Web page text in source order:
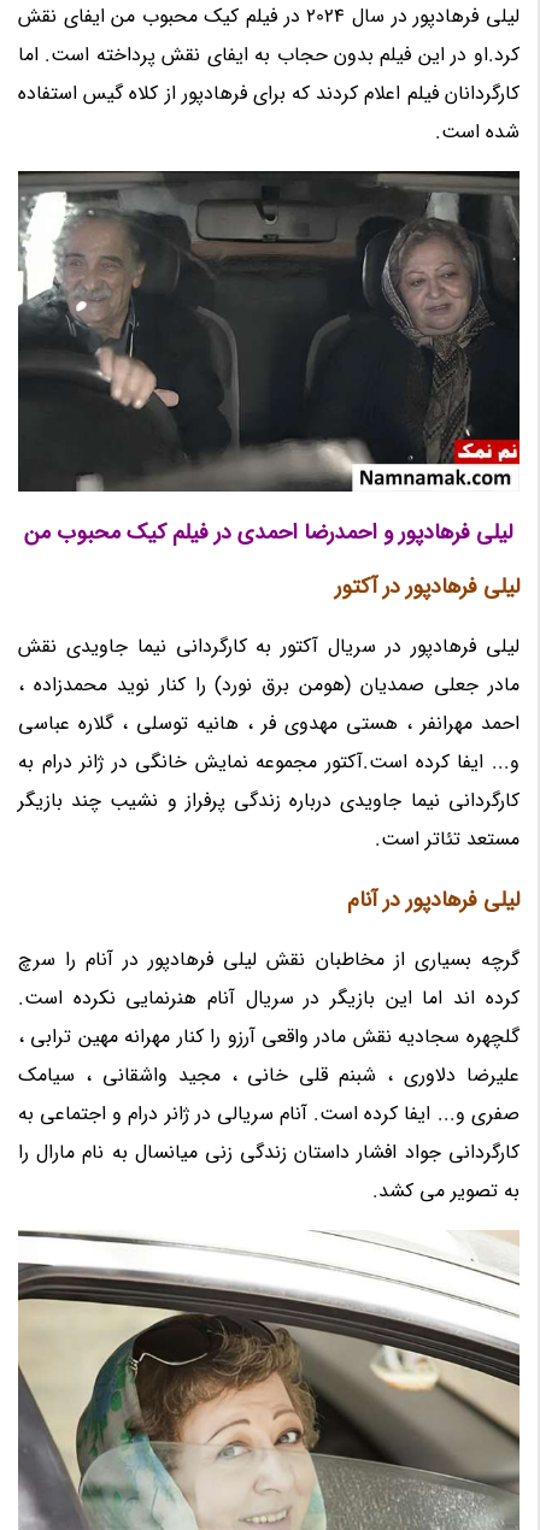
لیلی فرهادپور در سال 2024 در فیلم کیک محبوب من ایفای نقش
کرد.او در این فیلم بدون حجاب به ایفای نقش پرداخته است. اما
کارگردانان فیلم اعلام کردند که برای فرهادپور از کلاه گیس استفاده
شده است.
لیلی فرهادپور و احمدرضا احمدی در فیلم کیک محبوب من
لیلی فرهادپور در آکتور
لیلی فرهادپور در سریال آکتور به کارگردانی نیما جاویدی نقش
مادر جعلی صمدیان (هومن برق نورد) را کنار نوید محمدزاده ،
احمد مهرانفر ، هستی مهدوی فر ، هانیه توسلی ، گلاره عباسی
و... ایفا کرده است.آکتور مجموعه نمایش خانگی در ژانر درام به
کارگردانی نیما جاویدی درباره زندگی پرفراز و نشیب چند بازیگر
مستعد تئاتر است.
لیلی فرهادپور در آنام
گرچه بسیاری از مخاطبان نقش لیلی فرهادپور در آنام را سرچ
کرده اند اما این بازیگر در سریال آنام هنرنمایی نکرده است.
گلچهره سجادیه نقش مادر واقعی آرزو را کنار مهرانه مهین ترابی ،
علیرضا دلاوری ، شبنم قلی خانی ، مجید واشقانی ، سیامک
صفری و... ایفا کرده است. آنام سریالی در ژانر درام و اجتماعی به
کارگردانی جواد افشار داستان زندگی زنی میانسال به نام مارال را
به تصویر می کشد.